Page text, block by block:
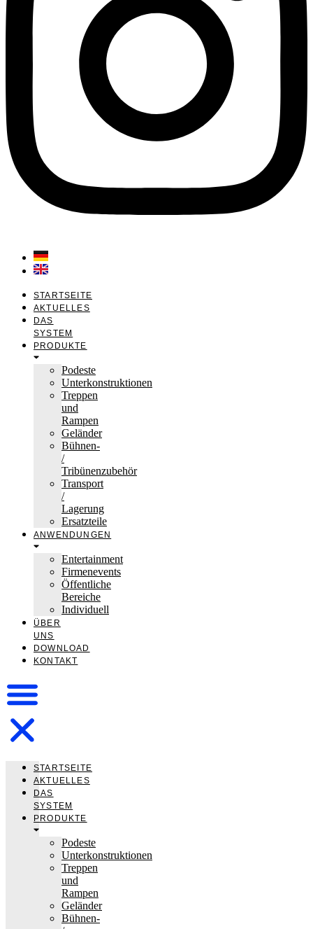
STARTSEITE
AKTUELLES
DAS
SYSTEM
PRODUKTE
Podeste
Unterkonstruktionen
Treppen
und
Rampen
Geländer
Bühnen-
/
Tribünenzubehör
Transport
/
Lagerung
Ersatzteile
ANWENDUNGEN
Entertainment
Firmenevents
Öffentliche
Bereiche
Individuell
ÜBER
UNS
DOWNLOAD
KONTAKT
STARTSEITE
AKTUELLES
DAS
SYSTEM
PRODUKTE
Podeste
Unterkonstruktionen
Treppen
und
Rampen
Geländer
Bühnen-